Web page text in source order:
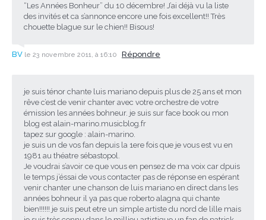
“Les Années Bonheur” du 10 décembre! J’ai déjà vu la liste
des invités et ca s’annonce encore une fois excellent!! Très
chouette blague sur le chien!! Bisous!
BV le 23 novembre 2011, à 16:10 Répondre
je suis ténor chante luis mariano depuis plus de 25 ans et mon
rêve c’est de venir chanter avec votre orchestre de votre
émission les années bohneur. je suis sur face book ou mon
blog est alain-marino.musicblog.fr
tapez sur google : alain-marino.
je suis un de vos fan depuis la 1ere fois que je vous est vu en
1981 au théatre sébastopol.
Je voudrai s’avoir ce que vous en pensez de ma voix car dpuis
le temps j’éssai de vous contacter pas de réponse en espérant
venir chanter une chanson de luis mariano en direct dans les
années bohneur il ya pas que roberto alagna qui chante
bien!!!!!! je suis peut etre un simple artiste du nord de lille mais